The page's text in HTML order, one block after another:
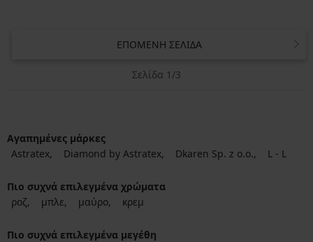
ΕΠΌΜΕΝΗ ΣΕΛΊΔΑ
Σελίδα 1/3
Αγαπημένες μάρκες
Astratex
Diamond by Astratex Dkaren Sp. z o.o. L - L
Πιο συχνά επιλεγμένα χρώματα
ροζ
μπλε μαύρο κρεμ
Πιο συχνά επιλεγμένα μεγέθη